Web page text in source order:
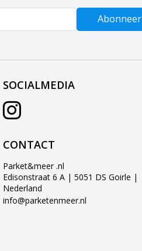
Abonneer
SOCIALMEDIA
CONTACT
Parket&meer .nl
Edisonstraat 6 A | 5051 DS Goirle |
Nederland
info@parketenmeer.nl